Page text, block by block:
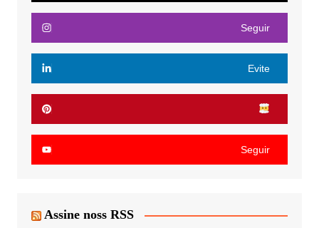
Seguir
Evite
Seguir
Assine noss RSS